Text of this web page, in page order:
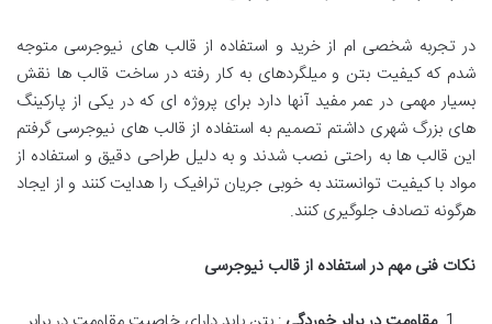
در تجربه شخصی ام از خرید و استفاده از قالب های نیوجرسی متوجه
شدم که کیفیت بتن و میلگردهای به کار رفته در ساخت قالب ها نقش
بسیار مهمی در عمر مفید آنها دارد برای پروژه ای که در یکی از پارکینگ
های بزرگ شهری داشتم تصمیم به استفاده از قالب های نیوجرسی گرفتم
این قالب ها به راحتی نصب شدند و به دلیل طراحی دقیق و استفاده از
مواد با کیفیت توانستند به خوبی جریان ترافیک را هدایت کنند و از ایجاد
هرگونه تصادف جلوگیری کنند.
نکات فنی مهم در استفاده از قالب نیوجرسی